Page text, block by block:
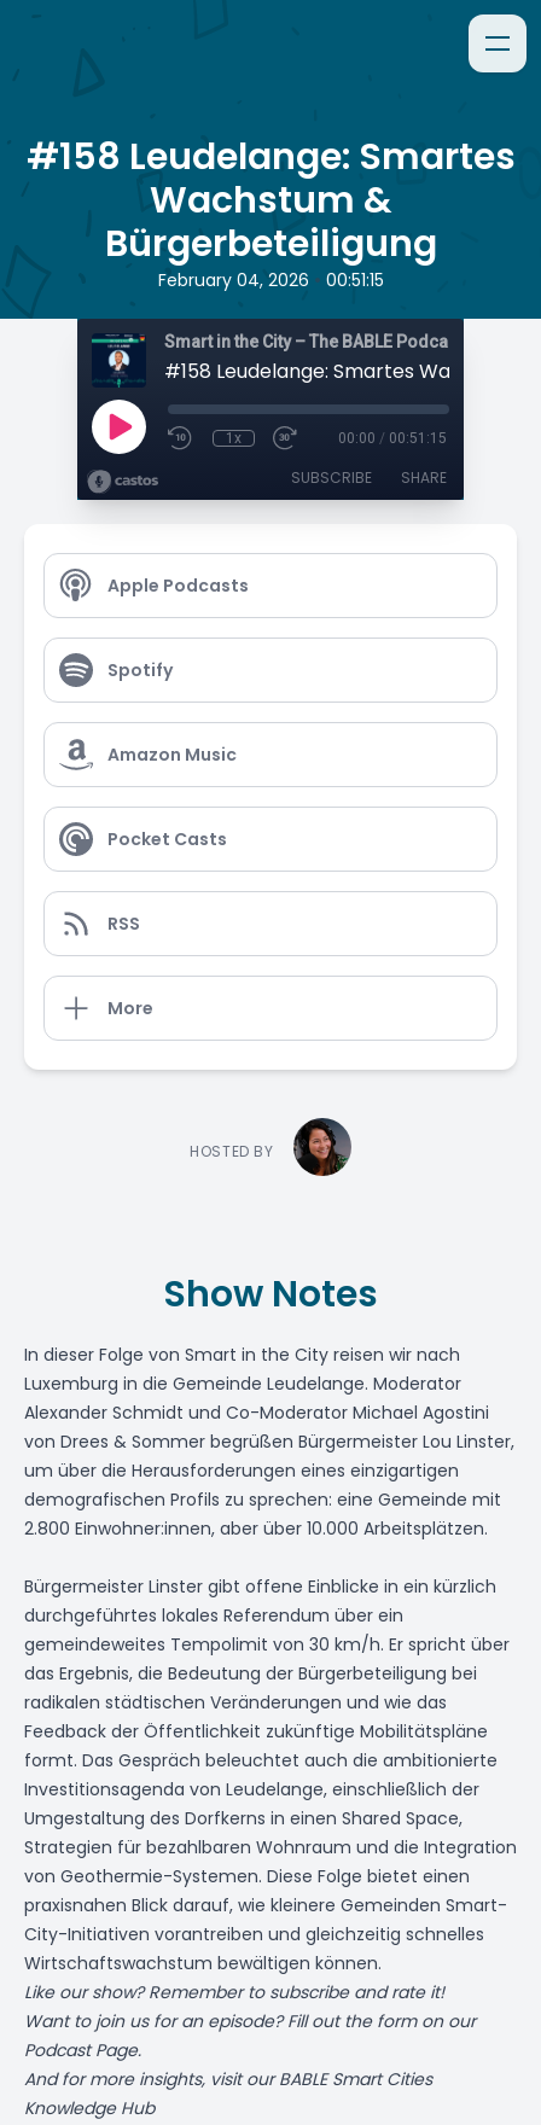
#158 Leudelange: Smartes
Wachstum &
Bürgerbeteiligung
February 04, 2026 • 00:51:15
Smart in the City – The BABLE Podcast
1x 00:00 / 00:51:15
SUBSCRIBE SHARE
Apple Podcasts
Spotify
Amazon Music
Pocket Casts
RSS
More
HOSTED BY
Show Notes
In dieser Folge von Smart in the City reisen wir nach
Luxemburg in die Gemeinde Leudelange. Moderator
Alexander Schmidt und Co-Moderator Michael Agostini
von Drees & Sommer begrüßen Bürgermeister Lou Linster,
um über die Herausforderungen eines einzigartigen
demografischen Profils zu sprechen: eine Gemeinde mit
2.800 Einwohner:innen, aber über 10.000 Arbeitsplätzen.
Bürgermeister Linster gibt offene Einblicke in ein kürzlich
durchgeführtes lokales Referendum über ein
gemeindeweites Tempolimit von 30 km/h. Er spricht über
das Ergebnis, die Bedeutung der Bürgerbeteiligung bei
radikalen städtischen Veränderungen und wie das
Feedback der Öffentlichkeit zukünftige Mobilitätspläne
formt. Das Gespräch beleuchtet auch die ambitionierte
Investitionsagenda von Leudelange, einschließlich der
Umgestaltung des Dorfkerns in einen Shared Space,
Strategien für bezahlbaren Wohnraum und die Integration
von Geothermie-Systemen. Diese Folge bietet einen
praxisnahen Blick darauf, wie kleinere Gemeinden Smart-
City-Initiativen vorantreiben und gleichzeitig schnelles
Wirtschaftswachstum bewältigen können.
Like our show? Remember to subscribe and rate it!
Want to join us for an episode? Fill out the form on our
Podcast Page.
And for more insights, visit ourBABLE Smart Cities
Knowledge Hub